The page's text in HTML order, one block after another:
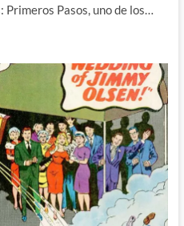
Pasos, uno de los…